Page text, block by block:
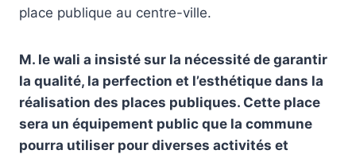
place publique au centre-ville.
M. le wali a insisté sur la nécessité de garantir
la qualité, la perfection et l’esthétique dans la
réalisation des places publiques. Cette place
sera un équipement public que la commune
pourra utiliser pour diverses activités et